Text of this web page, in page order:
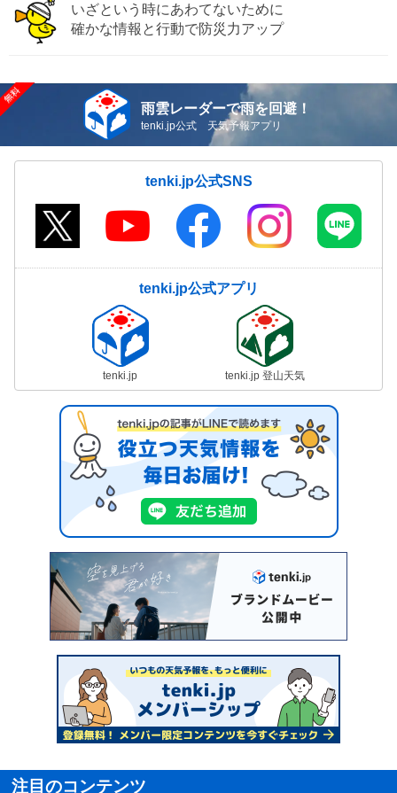
いざという時にあわてないために
確かな情報と行動で防災力アップ
雨雲レーダーで雨を回避！
tenki.jp公式 天気予報アプリ
tenki.jp公式SNS
tenki.jp公式アプリ
tenki.jp tenki.jp 登山天気
注目のコンテンツ